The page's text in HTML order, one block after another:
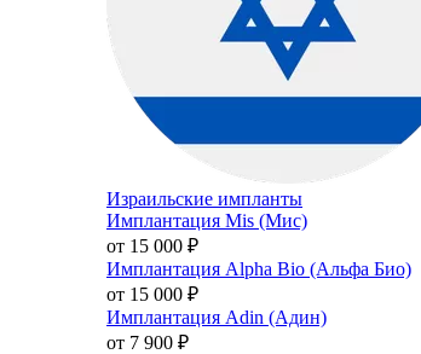
Израильские импланты
Имплантация Mis (Мис)
от 15 000 ₽
Имплантация Alpha Bio (Альфа Био)
от 15 000 ₽
Имплантация Adin (Адин)
от 7 900 ₽